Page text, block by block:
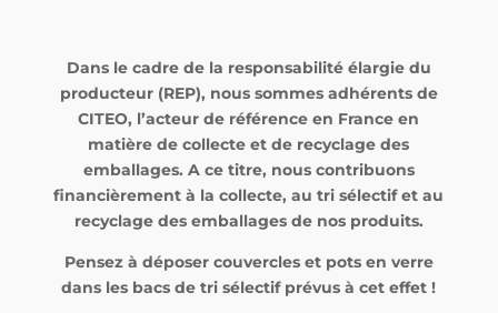
Dans le cadre de la responsabilité élargie du
producteur (REP), nous sommes adhérents de
CITEO, l’acteur de référence en France en
matière de collecte et de recyclage des
emballages. A ce titre, nous contribuons
financièrement à la collecte, au tri sélectif et au
recyclage des emballages de nos produits.
Pensez à déposer couvercles et pots en verre
dans les bacs de tri sélectif prévus à cet effet !